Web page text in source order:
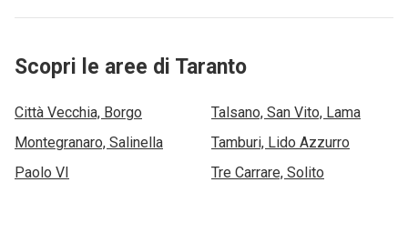
Scopri le aree di Taranto
Città Vecchia, Borgo
Montegranaro, Salinella
Paolo VI
Talsano, San Vito, Lama
Tamburi, Lido Azzurro
Tre Carrare, Solito